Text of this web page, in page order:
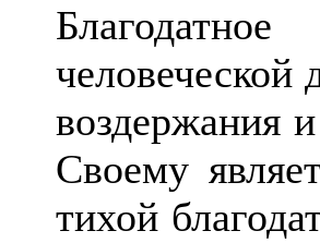
человеческой
воздержания
Своему
тихой